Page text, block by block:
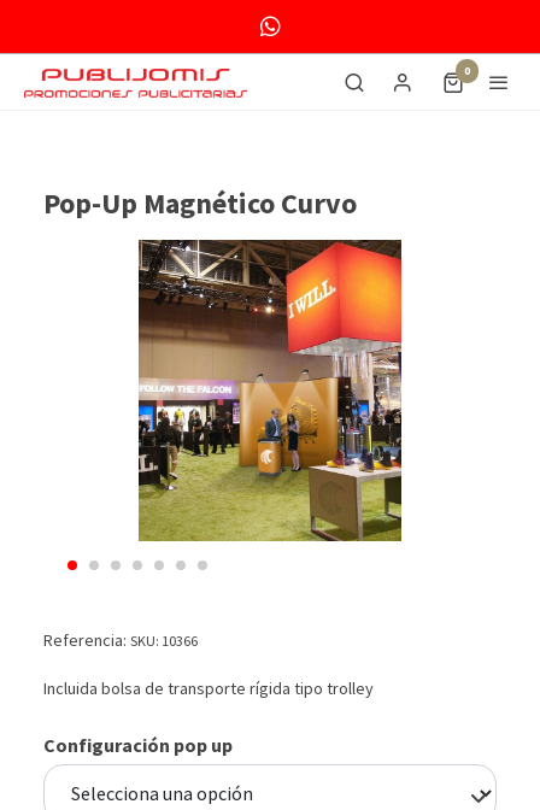
0
Pop-Up Magnético Curvo
Referencia: SKU: 10366
Incluida bolsa de transporte rígida tipo trolley
Configuración pop up